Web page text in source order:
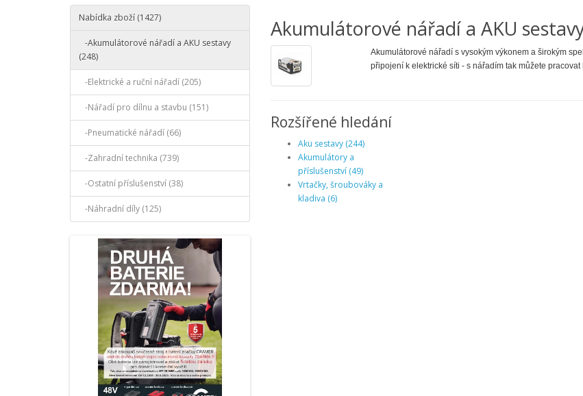
Nabídka zboží (1427)
-Akumulátorové nářadí a AKU sestavy
(248)
-Elektrické a ruční nářadí (205)
-Nářadí pro dílnu a stavbu (151)
-Pneumatické nářadí (66)
-Zahradní technika (739)
-Ostatní příslušenství (38)
-Náhradní díly (125)
Akumulátorové nářadí a AKU
Akumulátorové nářadí s vysokým výkonem a širokým
připojení k elektrické síti - s nářadím tak můžete pracovat
Rozšířené hledání
Aku sestavy (244)
Akumulátory a
příslušenství (49)
Vrtačky, šroubováky a
kladiva (6)